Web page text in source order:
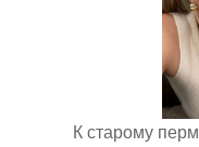
К старому